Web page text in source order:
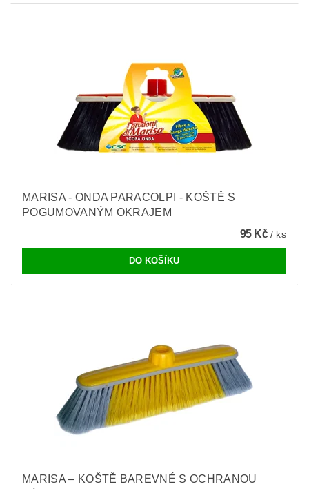
MARISA - ONDA PARACOLPI - KOŠTĚ S
POGUMOVANÝM OKRAJEM
95 Kč/ ks
MARISA – KOŠTĚ BAREVNÉ S OCHRANOU